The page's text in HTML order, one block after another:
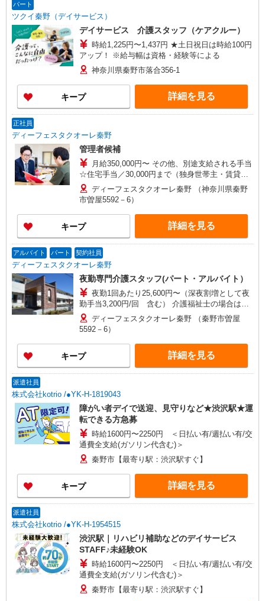
パート
ツクイ秦野（デイサービス）
デイサービス 介護スタッフ（ケアクルー）
時給1,225円〜1,437円 ★土日祝日は時給100円
アップ！ ※給与幅は資格・経験等による
神奈川県秦野市落合356-1
キープ 詳細を見る
正社員
ディーフェスタクオーレ秦野
管理者候補
月給350,000円〜 その他、別途支給される手当
☆住宅手当／30,000円まで（独身世帯主・賃貸契
約の場合、家賃半額相当） ☆扶養手当／18歳未満
のお子様お一人につき5,000円/月 ☆夜勤手当8,000
円／回 ☆早出・遅出手当500円／回 試用期間3ヵ
月、月給320,000円〜
ディーフェスタクオーレ秦野 （神奈川県秦野
市曽屋5592－6）
キープ 詳細を見る
アルバイト パート 契約社員
ディーフェスタクオーレ秦野
夜勤専門介護スタッフ(パート・アルバイト）
夜勤1回あたり25,600円〜（深夜割増として夜
勤手当3,200円/回 含む） 介護福祉士の場合は、
夜勤1回あたり28,000円 ※見習い期間中は時給
1,300円
ディーフェスタクオーレ秦野 （秦野市曽屋
5592－6）
キープ 詳細を見る
派遣社員
株式会社kotrio /●YK-H-1819043
障がい者デイで送迎、見守りなど★渋沢駅★運
転できる方急募
時給1600円〜2250円 ＜日払い有/週払い有/交
通費全支給(ガソリン代含む)＞
秦野市【最寄り駅：渋沢駅すぐ】
キープ 詳細を見る
派遣社員
株式会社kotrio /●YK-H-1954515
渋沢駅｜リハビリ補助などのデイサービス
STAFF♪未経験OK
時給1600円〜2250円 ＜日払い有/週払い有/交
通費全支給(ガソリン代含む)＞
秦野市【最寄り駅：渋沢駅すぐ】